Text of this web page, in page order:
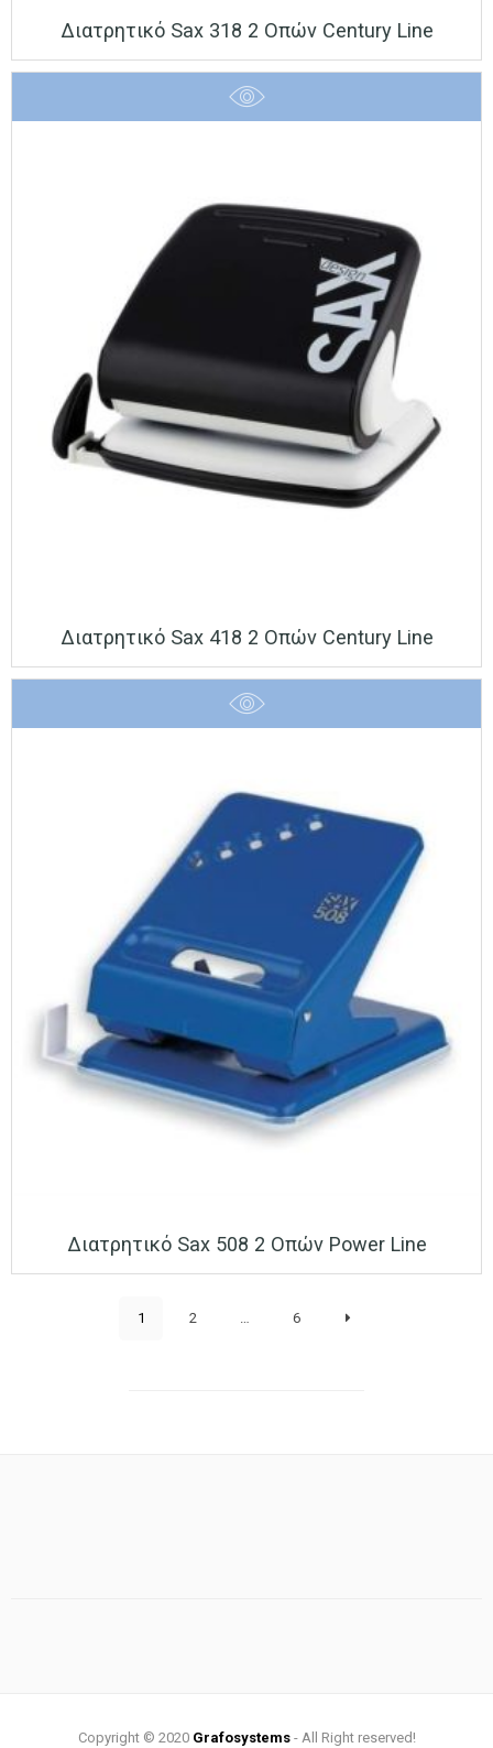
Διατρητικό Sax 318 2 Οπών Century Line
Διατρητικό Sax 418 2 Οπών Century Line
Διατρητικό Sax 508 2 Οπών Power Line
1 2 … 6
Copyright © 2020 Grafosystems- All Right reserved!